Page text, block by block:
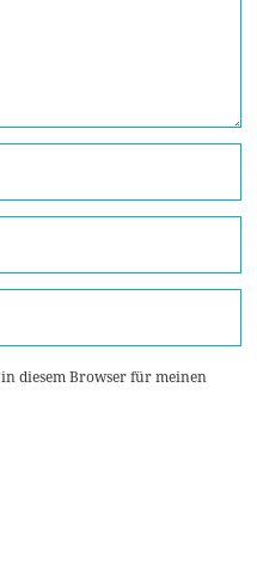
diesem Browser für meinen